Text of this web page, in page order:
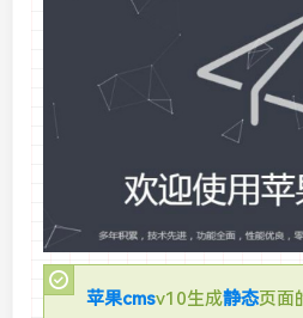
苹果cmsv10生成静态页面